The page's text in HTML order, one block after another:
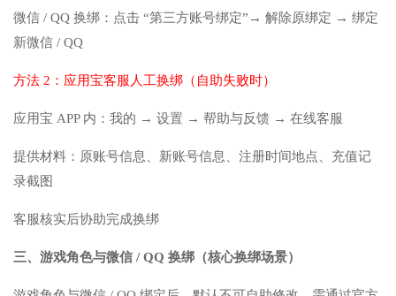
微信 / QQ 换绑：点击 “第三方账号绑定”→ 解除原绑定 → 绑定
新微信 / QQ
方法 2：应用宝客服人工换绑（自助失败时）
应用宝 APP 内：我的 → 设置 → 帮助与反馈 → 在线客服
提供材料：原账号信息、新账号信息、注册时间地点、充值记
录截图
客服核实后协助完成换绑
三、游戏角色与微信 / QQ 换绑（核心换绑场景）